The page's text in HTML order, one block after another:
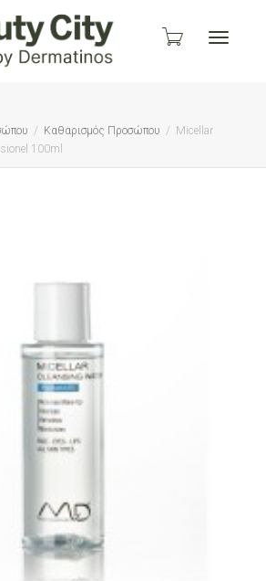
Καθαρισμός Προσώπου
Micellar
100ml